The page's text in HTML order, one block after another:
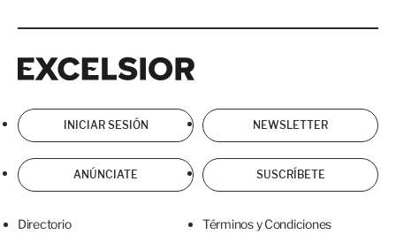
INICIAR SESIÓN NEWSLETTER
ANÚNCIATE SUSCRÍBETE
Directorio Términos y Condiciones